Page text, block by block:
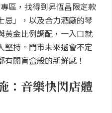
區，找得到昇恆昌限定款
忌」，以及合力酒廠的琴
黃金比例調配，一入口就
堅持。門市未來還會不定
開盲盒般的新鮮感！
：音樂快閃店體